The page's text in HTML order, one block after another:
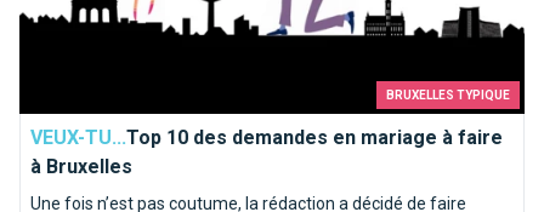
BRUXELLES TYPIQUE
VEUX-TU...Top 10 des demandes en mariage à faire
à Bruxelles
Une fois n’est pas coutume, la rédaction a décidé de faire